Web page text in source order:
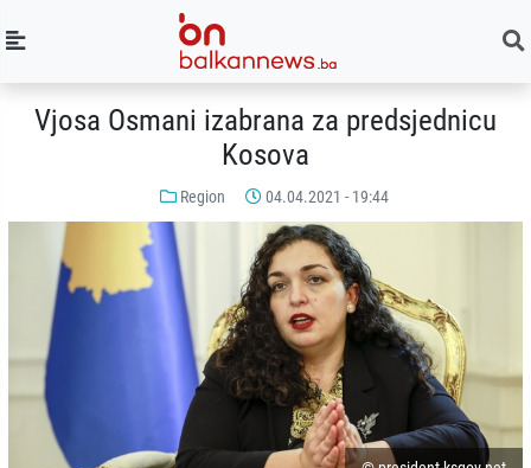
Vjosa Osmani izabrana za predsjednicu
Kosova
Region 04.04.2021 - 19:44